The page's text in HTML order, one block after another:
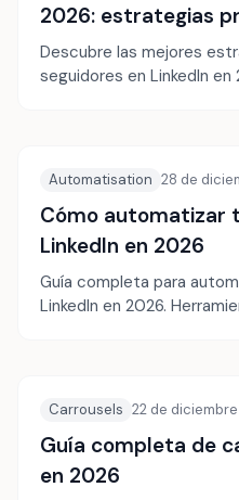
2026: estrategias
Descubre las mejores
seguidores en LinkedIn
Automatisation 28 de
Cómo automatizar
LinkedIn en 2026
Guía completa para
LinkedIn en 2026.
Carrousels 22 de
Guía completa de
en 2026